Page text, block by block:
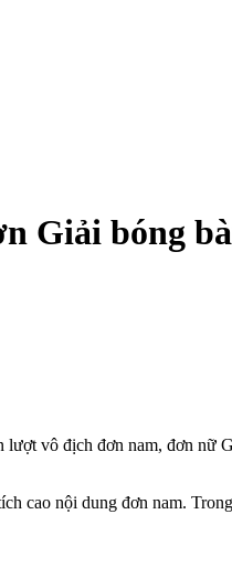
Giải bóng
vô địch đơn nam, đơn nữ
cao nội dung đơn nam.